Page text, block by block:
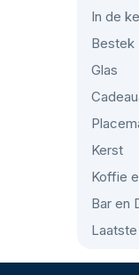
In de
Bestek
Glas
Kerst
Koffie
Bar en